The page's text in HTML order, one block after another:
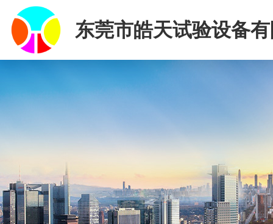
东莞市皓天试验设备